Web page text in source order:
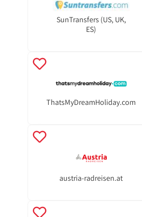
SunTransfers (US, UK,
ES)
ThatsMyDreamHoliday.com
austria-radreisen.at